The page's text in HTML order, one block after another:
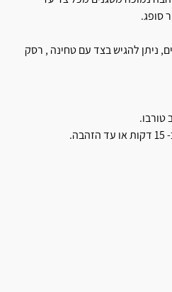
סופג.
ניתן להגיש בצד עם טחינה , רסק